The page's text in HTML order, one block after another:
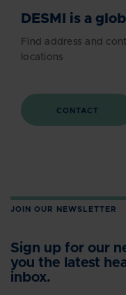
DESMI is a
Find address and
locations
CONTACT
JOIN OUR NEWSLETTER
Sign up for our
you the latest
inbox.